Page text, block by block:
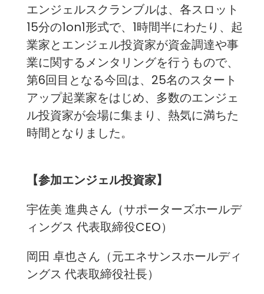
エンジェルスクランブルは、各スロット
15分の1on1形式で、1時間半にわたり、起
業家とエンジェル投資家が資金調達や事
業に関するメンタリングを行うもので、
第6回目となる今回は、25名のスタート
アップ起業家をはじめ、多数のエンジェ
ル投資家が会場に集まり、熱気に満ちた
時間となりました。
【参加エンジェル投資家】
宇佐美 進典さん（サポーターズホールデ
ィングス 代表取締役CEO）
岡田 卓也さん（元エネサンスホールディ
ングス 代表取締役社長）